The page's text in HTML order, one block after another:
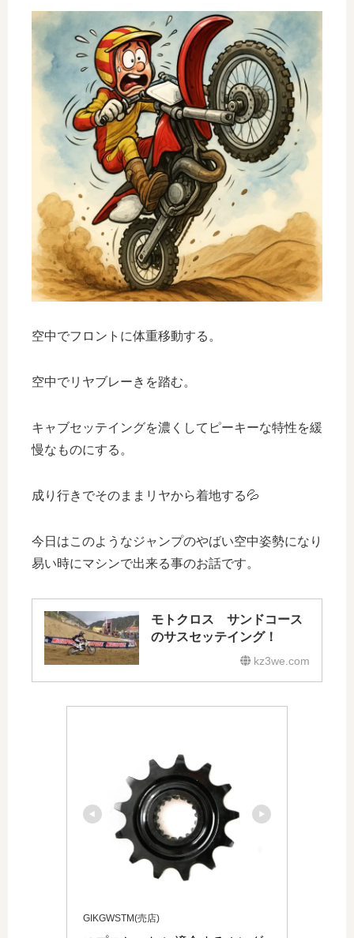
空中でフロントに体重移動する。
空中でリヤブレーきを踏む。
キャブセッテイングを濃くしてピーキーな特性を緩
慢なものにする。
成り行きでそのままリヤから着地する💦
今日はこのようなジャンプのやばい空中姿勢になり
易い時にマシンで出来る事のお話です。
モトクロス サンドコース
のサスセッテイング！
kz3we.com
GIKGWSTM(売店)